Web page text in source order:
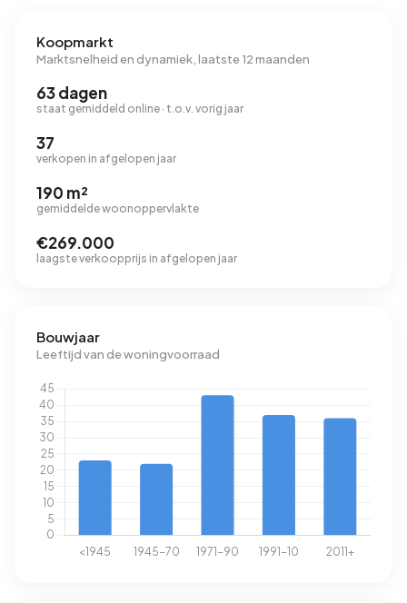
Koopmarkt
Marktsnelheid en dynamiek, laatste 12 maanden
63 dagen
staat gemiddeld online · t.o.v. vorig jaar
37
verkopen in afgelopen jaar
190 m²
gemiddelde woonoppervlakte
€269.000
laagste verkoopprijs in afgelopen jaar
Bouwjaar
Leeftijd van de woningvoorraad